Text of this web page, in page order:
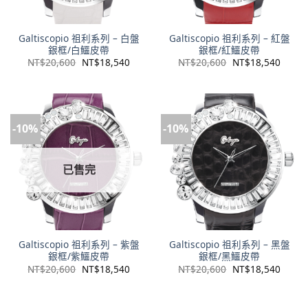
Galtiscopio 祖利系列 – 白盤
銀框/白鱷皮帶
NT$20,600 NT$18,540
Galtiscopio 祖利系列 – 紅盤
銀框/紅鱷皮帶
NT$20,600 NT$18,540
-10%
已售完
Galtiscopio 祖利系列 – 紫盤
銀框/紫鱷皮帶
NT$20,600 NT$18,540
-10%
Galtiscopio 祖利系列 – 黑盤
銀框/黑鱷皮帶
NT$20,600 NT$18,540